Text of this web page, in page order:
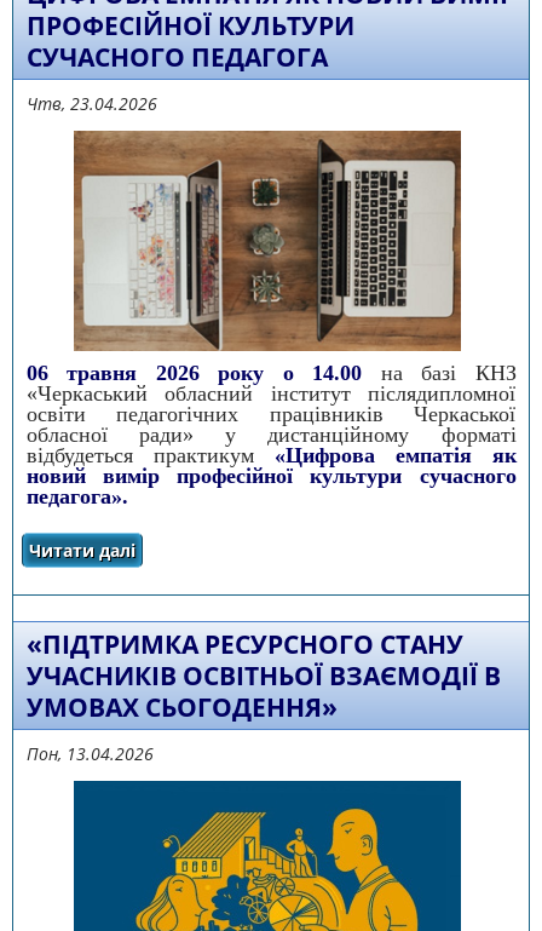
ПРОФЕСІЙНОЇ КУЛЬТУРИ
СУЧАСНОГО ПЕДАГОГА
Чтв, 23.04.2026
06 травня 2026 року о 14.00 на базі КНЗ
«Черкаський обласний інститут післядипломної
освіти педагогічних працівників Черкаської
обласної ради» у дистанційному форматі
відбудеться практикум «Цифрова емпатія як
новий вимір професійної культури сучасного
педагога».
Читати далі
«ПІДТРИМКА РЕСУРСНОГО СТАНУ
УЧАСНИКІВ ОСВІТНЬОЇ ВЗАЄМОДІЇ В
УМОВАХ СЬОГОДЕННЯ»
Пон, 13.04.2026